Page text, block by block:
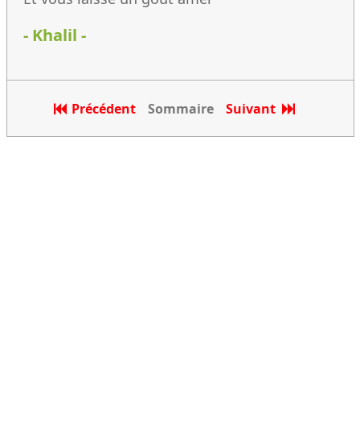
- Khalil -
Précédent Sommaire Suivant